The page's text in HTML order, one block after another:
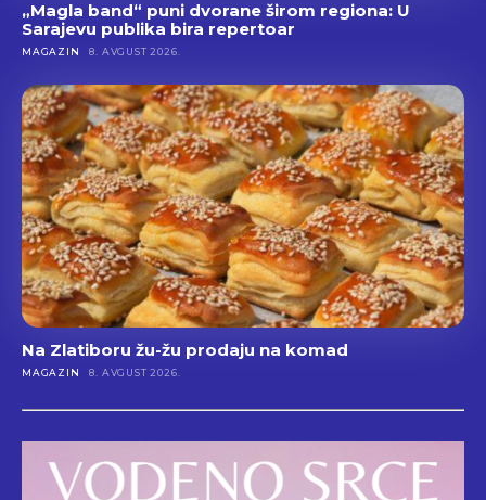
„Magla band“ puni dvorane širom regiona: U
Sarajevu publika bira repertoar
MAGAZIN 8. AVGUST 2026.
Na Zlatiboru žu-žu prodaju na komad
MAGAZIN 8. AVGUST 2026.